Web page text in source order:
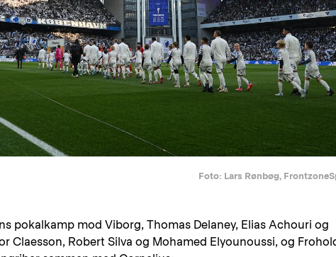
Foto: Lars Rønbøg,
pokalkamp mod Viborg, Thomas Delaney, Elias Achouri og
Claesson, Robert Silva og Mohamed Elyounoussi, og